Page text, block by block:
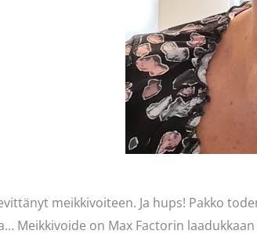
meikkivoiteen. Ja hups! Pakko
Meikkivoide on Max Factorin